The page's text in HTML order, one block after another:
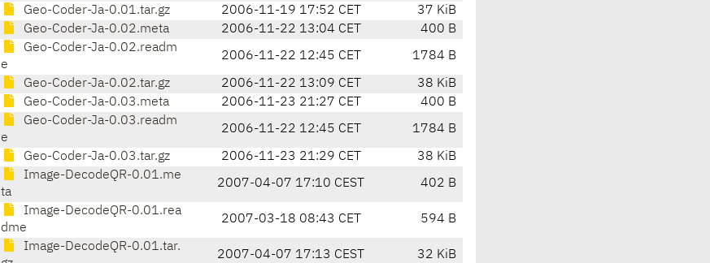
Geo-Coder-Ja-0.01.tar.gz 2006-11-19 17:52 CET
37 KiB
Geo-Coder-Ja-0.02.meta
2006-11-22 13:04 CET
400 B
Geo-Coder-Ja-0.02.readm
e
2006-11-22 12:45 CET 1784 B
Geo-Coder-Ja-0.02.tar.gz 2006-11-22 13:09 CET
38 KiB
Geo-Coder-Ja-0.03.meta
2006-11-23 21:27 CET
400 B
Geo-Coder-Ja-0.03.readm
e
2006-11-22 12:45 CET 1784 B
Geo-Coder-Ja-0.03.tar.gz 2006-11-23 21:29 CET
38 KiB
Image-DecodeQR-0.01.me
ta
2007-04-07 17:10 CEST 402 B
Image-DecodeQR-0.01.rea
dme
2007-03-18 08:43 CET 594 B
Image-DecodeQR-0.01.tar.
2007-04-07 17:13 CEST 32 KiB